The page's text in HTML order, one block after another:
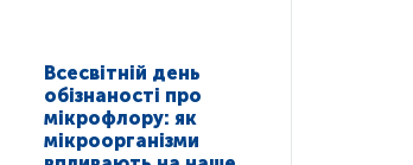
Всесвітній день
обізнаності про
мікрофлору: як
мікроорганізми